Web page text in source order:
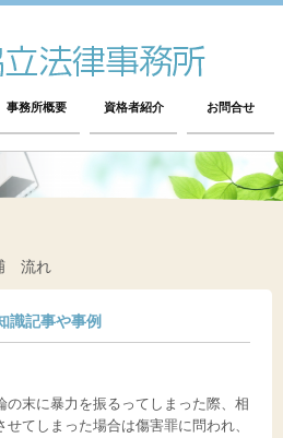
事務所概要 資格者紹介 お問合せ
流れ
記事や事例
の末に暴力を振るってしまった際、相
せてしまった場合は傷害罪に問われ、